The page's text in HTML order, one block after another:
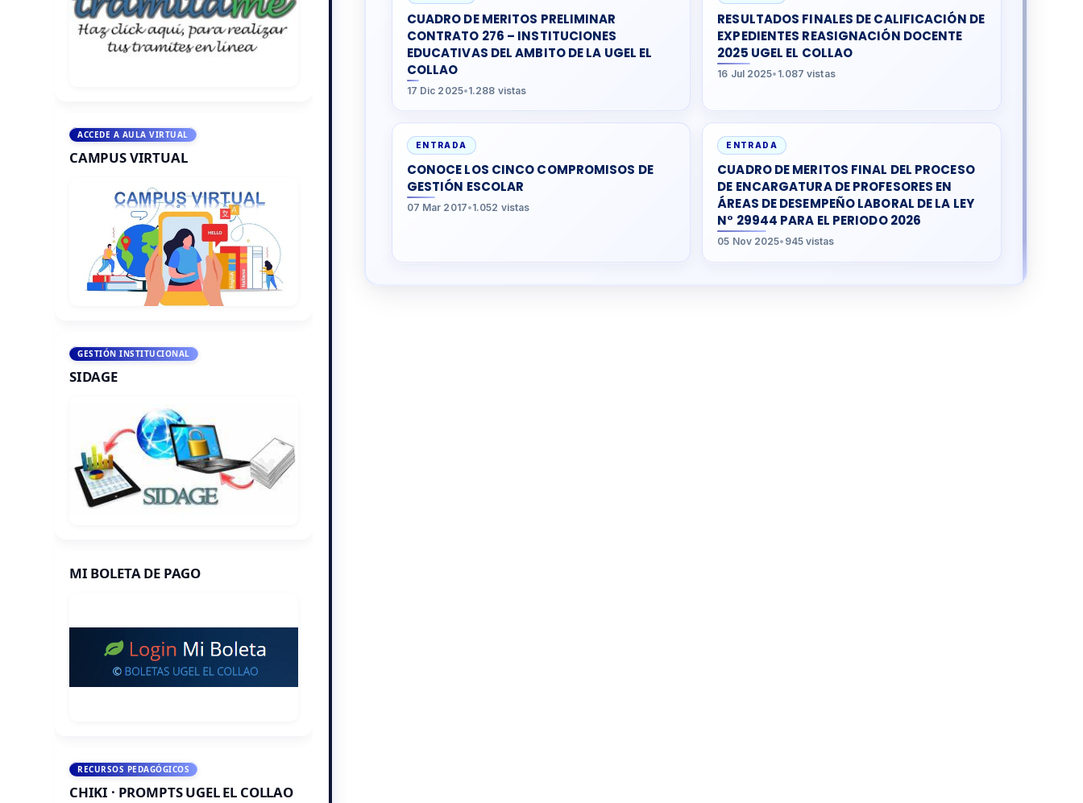
ACCEDE A AULA VIRTUAL
CAMPUS VIRTUAL
GESTIÓN INSTITUCIONAL
SIDAGE
MI BOLETA DE PAGO
RECURSOS PEDAGÓGICOS
CHIKI · PROMPTS UGEL EL COLLAO
CUADRO DE MERITOS PRELIMINAR
CONTRATO 276 – INSTITUCIONES
EDUCATIVAS DEL AMBITO DE LA UGEL EL
COLLAO
17 Dic 2025•1.288 vistas
RESULTADOS FINALES DE CALIFICACIÓN DE
EXPEDIENTES REASIGNACIÓN DOCENTE
2025 UGEL EL COLLAO
16 Jul 2025• 1.087 vistas
ENTRADA
CONOCE LOS CINCO COMPROMISOS DE
GESTIÓN ESCOLAR
07 Mar 2017•1.052 vistas
ENTRADA
CUADRO DE MERITOS FINAL DEL PROCESO
DE ENCARGATURA DE PROFESORES EN
ÁREAS DE DESEMPEÑO LABORAL DE LA LEY
N° 29944 PARA EL PERIODO 2026
05 Nov 2025• 945 vistas